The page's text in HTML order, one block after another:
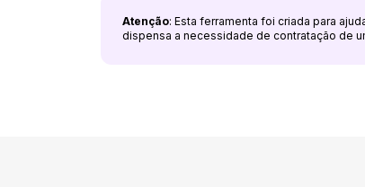
Atenção: Esta ferramenta foi criada para
dispensa a necessidade de contratação de